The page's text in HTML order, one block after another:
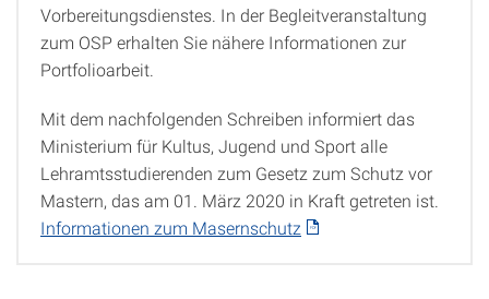
Vorbereitungsdienstes. In der Begleitveranstaltung
zum OSP erhalten Sie nähere Informationen zur
Portfolioarbeit.
Mit dem nachfolgenden Schreiben informiert das
Ministerium für Kultus, Jugend und Sport alle
Lehramtsstudierenden zum Gesetz zum Schutz vor
Mastern, das am 01. März 2020 in Kraft getreten ist.
Informationen zum Masernschutz